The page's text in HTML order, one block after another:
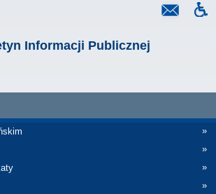
Informacji Publicznej
»
»
»
»